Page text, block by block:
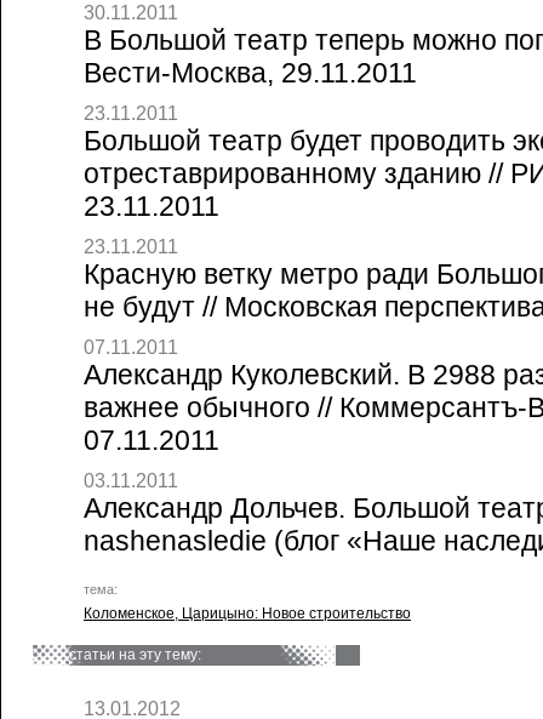
30.11.2011
В Большой театр теперь можно
Вести-Москва, 29.11.2011
23.11.2011
Большой театр будет проводить
отреставрированному зданию //
23.11.2011
23.11.2011
Красную ветку метро ради
не будут // Московская
07.11.2011
Александр Куколевский. В 2988
важнее обычного //
07.11.2011
03.11.2011
Александр Дольчев. Большой
nashenasledie (блог «Наше
тема:
Коломенское, Царицыно: Новое строительство
статьи на эту тему:
13.01.2012